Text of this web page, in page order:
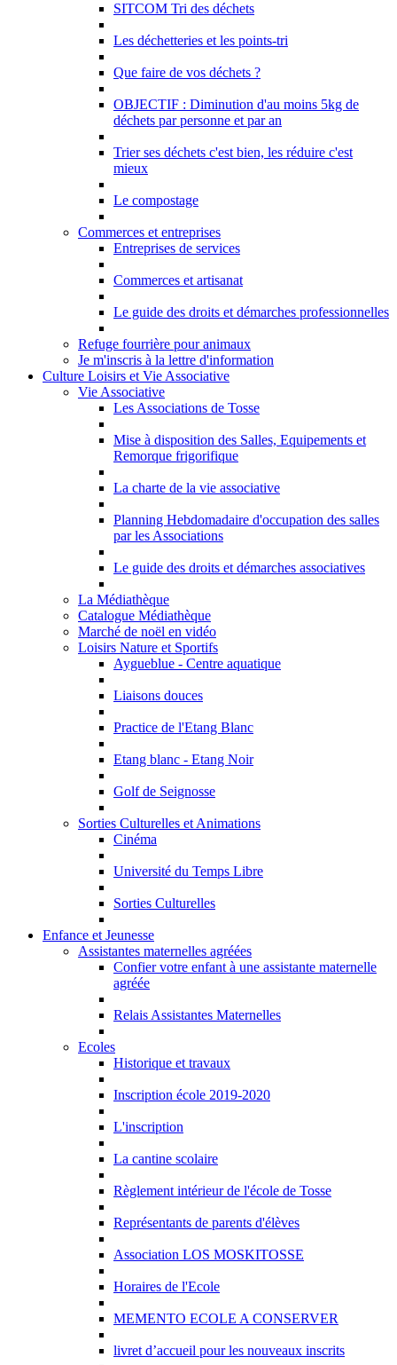
SITCOM Tri des déchets
Les déchetteries et les points-tri
Que faire de vos déchets ?
OBJECTIF : Diminution d'au moins 5kg de
déchets par personne et par an
Trier ses déchets c'est bien, les réduire c'est
mieux
Le compostage
Commerces et entreprises
Entreprises de services
Commerces et artisanat
Le guide des droits et démarches professionnelles
Refuge fourrière pour animaux
Je m'inscris à la lettre d'information
Culture Loisirs et Vie Associative
Vie Associative
Les Associations de Tosse
Mise à disposition des Salles, Equipements et
Remorque frigorifique
La charte de la vie associative
Planning Hebdomadaire d'occupation des salles
par les Associations
Le guide des droits et démarches associatives
La Médiathèque
Catalogue Médiathèque
Marché de noël en vidéo
Loisirs Nature et Sportifs
Aygueblue - Centre aquatique
Liaisons douces
Practice de l'Etang Blanc
Etang blanc - Etang Noir
Golf de Seignosse
Sorties Culturelles et Animations
Cinéma
Université du Temps Libre
Sorties Culturelles
Enfance et Jeunesse
Assistantes maternelles agréées
Confier votre enfant à une assistante maternelle
agréée
Relais Assistantes Maternelles
Ecoles
Historique et travaux
Inscription école 2019-2020
L'inscription
La cantine scolaire
Règlement intérieur de l'école de Tosse
Représentants de parents d'élèves
Association LOS MOSKITOSSE
Horaires de l'Ecole
MEMENTO ECOLE A CONSERVER
livret d’accueil pour les nouveaux inscrits